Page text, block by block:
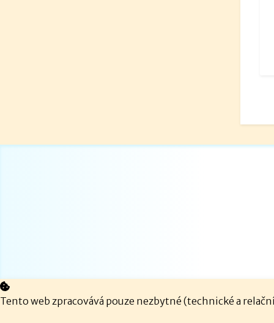
Tento web zpracovává pouze nezbytné (technické a